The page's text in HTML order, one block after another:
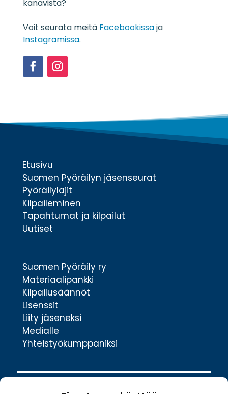
*
kanavista?
Voit seurata meitä Facebookissaja
Instagramissa.
Etusivu
Suomen Pyöräilyn jäsenseurat
Pyöräilylajit
Kilpaileminen
Tapahtumat ja kilpailut
Uutiset
Suomen Pyöräily ry
Materiaalipankki
Kilpailusäännöt
Lisenssit
Liity jäseneksi
Medialle
Yhteistyökumppaniksi